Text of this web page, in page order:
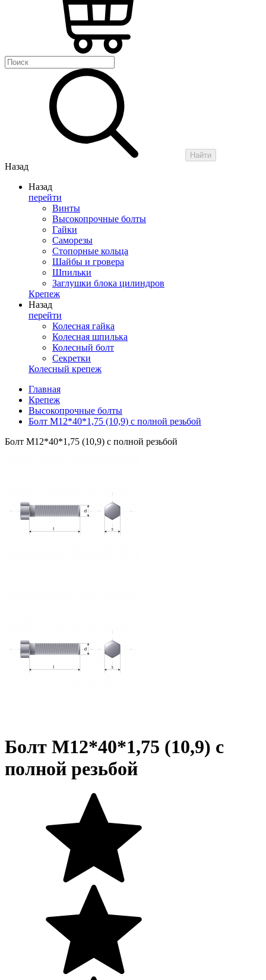
Найти
Назад
Назад
перейти
Винты
Высокопрочные болты
Гайки
Саморезы
Стопорные кольца
Шайбы и гровера
Шпильки
Заглушки блока цилиндров
Крепеж
Назад
перейти
Колесная гайка
Колесная шпилька
Колесный болт
Секретки
Колесный крепеж
Главная
Крепеж
Высокопрочные болты
Болт М12*40*1,75 (10,9) с полной резьбой
Болт М12*40*1,75 (10,9) с полной резьбой
Болт М12*40*1,75 (10,9) с
полной резьбой